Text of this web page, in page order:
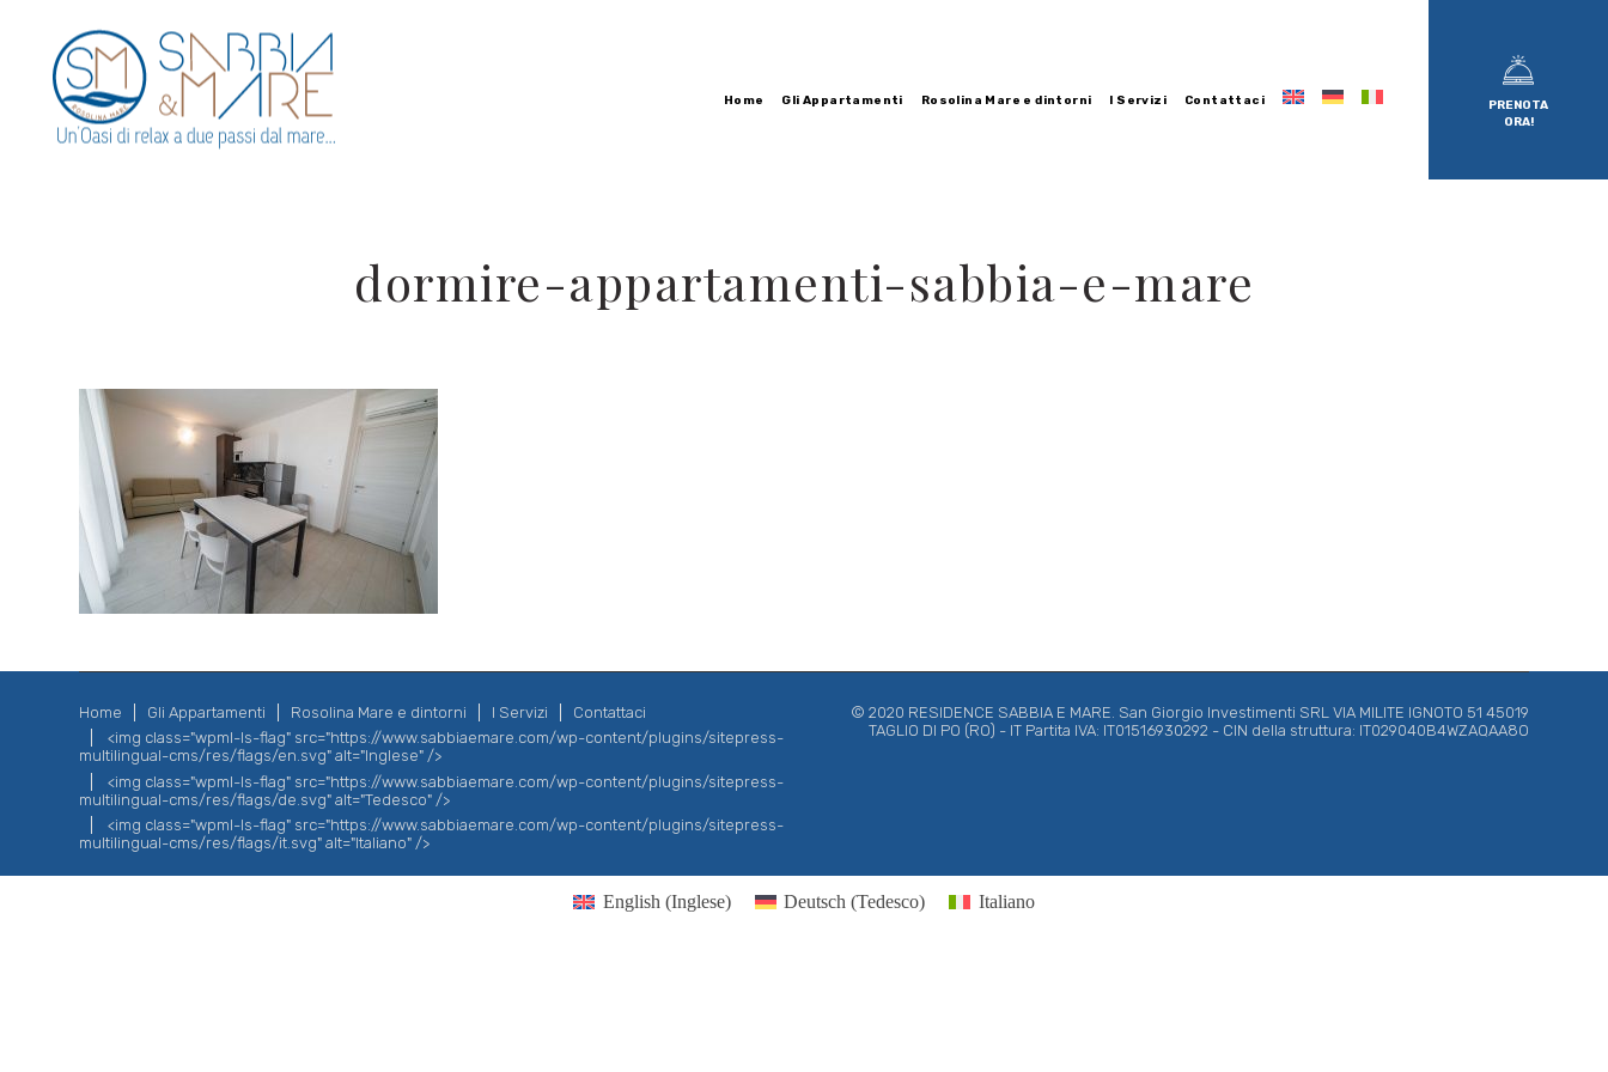
Home Gli Appartamenti Rosolina Mare e dintorni I Servizi Contattaci
PRENOTA
ORA!
dormire-appartamenti-sabbia-e-mare
Home Gli Appartamenti Rosolina Mare e dintorni I Servizi
Contattaci
<img class="wpml-ls-flag" src="https://www.sabbiaemare.com/wp-content/plugins/sitepress-
multilingual-cms/res/flags/en.svg" alt="Inglese" />
<img class="wpml-ls-flag" src="https://www.sabbiaemare.com/wp-content/plugins/sitepress-
multilingual-cms/res/flags/de.svg" alt="Tedesco" />
<img class="wpml-ls-flag" src="https://www.sabbiaemare.com/wp-content/plugins/sitepress-
multilingual-cms/res/flags/it.svg" alt="Italiano" />
© 2020 RESIDENCE SABBIA E MARE. San Giorgio Investimenti SRL VIA MILITE IGNOTO 51 45019
TAGLIO DI PO (RO) - IT Partita IVA: IT01516930292 - CIN della struttura: IT029040B4WZAQAA8O
English (Inglese) Deutsch (Tedesco) Italiano